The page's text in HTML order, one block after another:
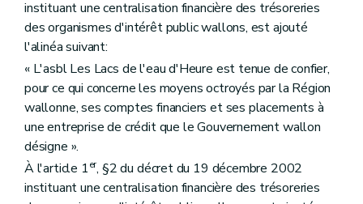
instituant une centralisation financière des trésoreries
des organismes d'intérêt public wallons, est ajouté
l'alinéa suivant:
« L'asbl Les Lacs de l'eau d'Heure est tenue de confier,
pour ce qui concerne les moyens octroyés par la Région
wallonne, ses comptes financiers et ses placements à
une entreprise de crédit que le Gouvernement wallon
désigne ».
À l'article 1er, §2 du décret du 19 décembre 2002
instituant une centralisation financière des trésoreries